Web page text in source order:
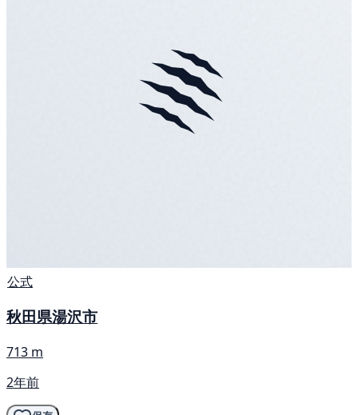
公式
秋田県湯沢市
713 m
2年前